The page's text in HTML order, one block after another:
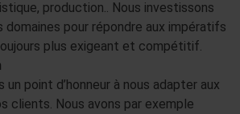
production.. Nous investissons
domaines pour répondre aux impératifs
plus exigeant et compétitif.
un point d’honneur à nous adapter aux
clients. Nous avons par exemple